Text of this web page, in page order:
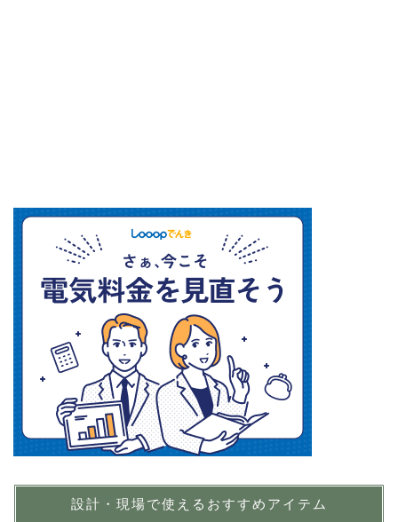
設計・現場で使えるおすすめアイテム